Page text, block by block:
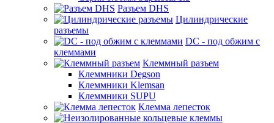
Разъем DHS
Цилиндрические
разъемы
DC - под обжим с
клеммами
Клеммный разъем
Клеммники Degson
Клеммники Klemsan
Клеммники SUPU
Клемма лепесток